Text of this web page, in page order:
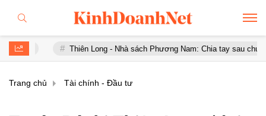
Thiên Long - Nhà sách Phương Nam: Chia tay sau chưa đầy 1 năm
Trang chủ Tài chính - Đầu tư